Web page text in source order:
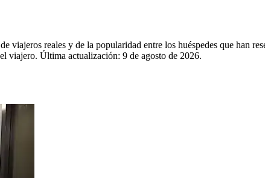
viajeros reales y de la popularidad entre los huéspedes que han
viajero. Última actualización: 9 de agosto de 2026.